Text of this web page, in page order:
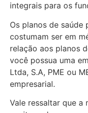
integrais para os
Os planos de saúde
costumam ser em
relação aos planos
você possua uma
Ltda, S.A, PME ou
empresarial.
Vale ressaltar que a